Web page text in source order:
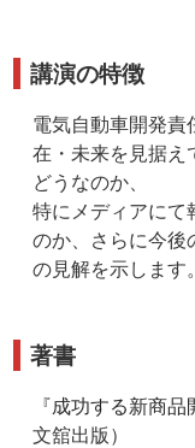
講演の特徴
電気自動車開発責
在・未来を見据え
どうなのか、
特にメディアにて
のか、さらに今後
の見解を示します。
著書
『成功する新商
文舘出版）